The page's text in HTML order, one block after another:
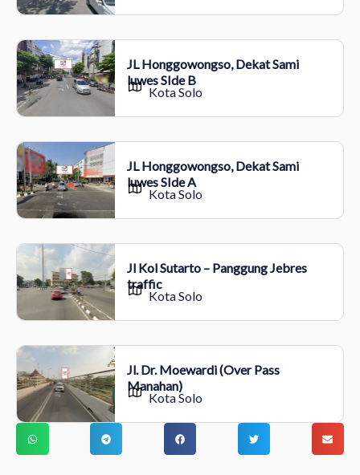
JL Honggowongso, Dekat Sami
luwes SIde B
Kota Solo
JL Honggowongso, Dekat Sami
luwes SIde A
Kota Solo
Jl Kol Sutarto – Panggung Jebres
traffic
Kota Solo
Jl. Dr. Moewardi (Over Pass
Manahan)
Kota Solo